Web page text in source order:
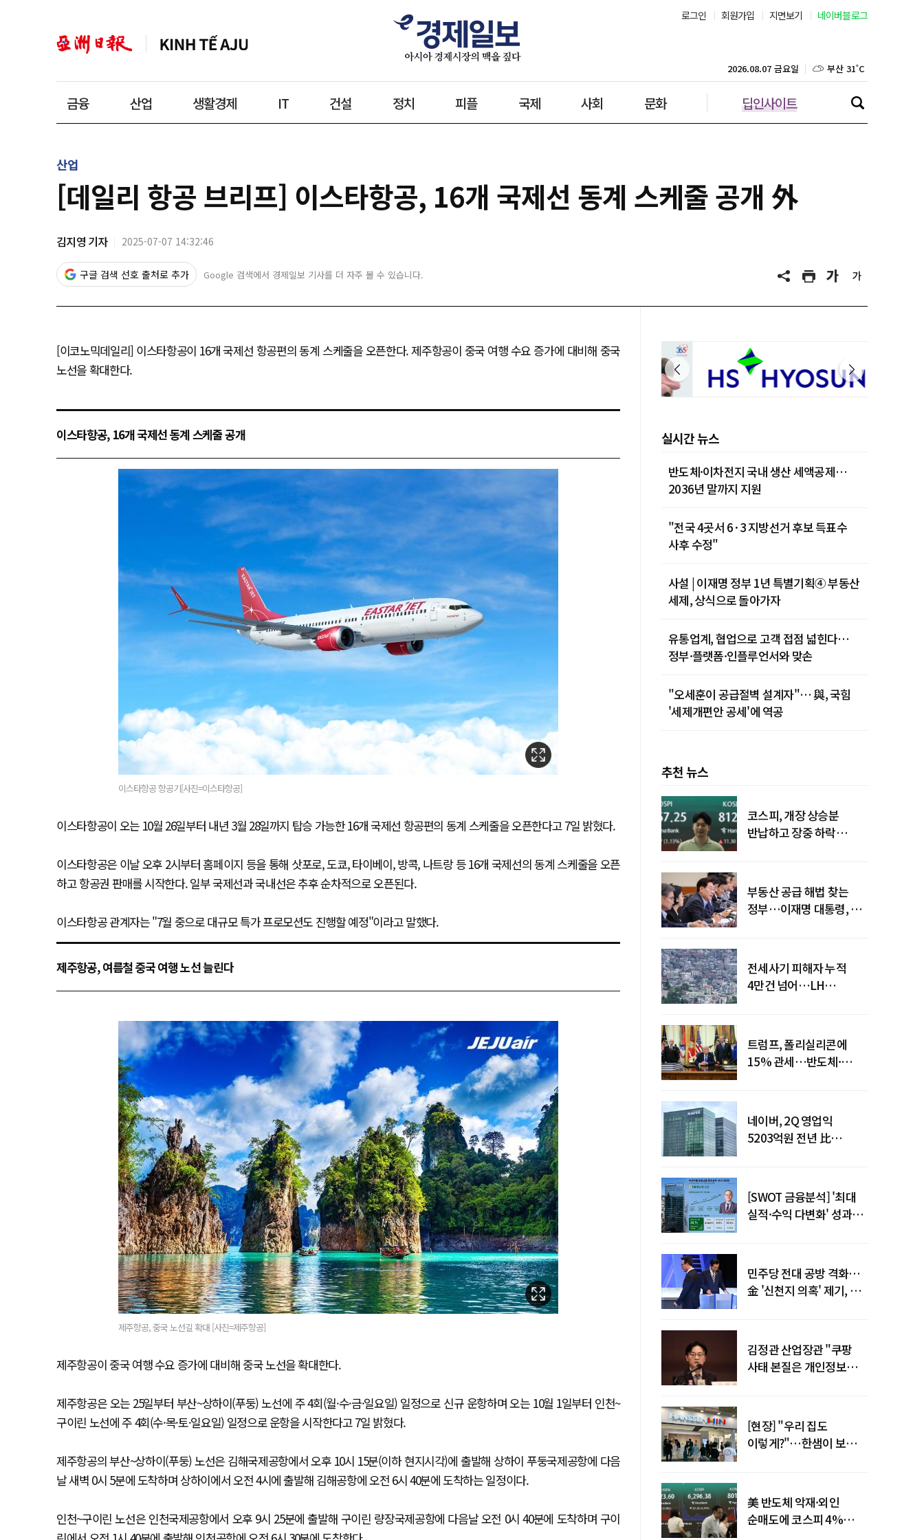
로그인 회원가입 지면보기 네이버블로그
금융 산업 생활경제 IT 건설 정치 피플 국제 사회 문화 딥인사이트
2026.08.07 금요일 대구 37˚C
인천 31˚C
제주 31˚C
산업
[데일리 항공 브리프] 이스타항공, 16개 국제선 동계 스케줄 공개 外
김지영 기자 2025-07-07 14:32:46
구글 검색 선호 출처로 추가 Google 검색에서 경제일보 기사를 더 자주 볼 수 있습니다.
[이코노믹데일리] 이스타항공이 16개 국제선 항공편의 동계 스케줄을 오픈한다. 제주항공이 중국 여행 수요 증가에 대비해 중국
노선을 확대한다.
이스타항공, 16개 국제선 동계 스케줄 공개
이스타항공 항공기[사진=이스타항공]
이스타항공이 오는 10월 26일부터 내년 3월 28일까지 탑승 가능한 16개 국제선 항공편의 동계 스케줄을 오픈한다고 7일 밝혔다.
이스타항공은 이날 오후 2시부터 홈페이지 등을 통해 삿포로, 도쿄, 타이베이, 방콕, 나트랑 등 16개 국제선의 동계 스케줄을 오픈
하고 항공권 판매를 시작한다. 일부 국제선과 국내선은 추후 순차적으로 오픈된다.
이스타항공 관계자는 "7월 중으로 대규모 특가 프로모션도 진행할 예정"이라고 말했다.
제주항공, 여름철 중국 여행 노선 늘린다
제주항공, 중국 노선길 확대 [사진=제주항공]
제주항공이 중국 여행 수요 증가에 대비해 중국 노선을 확대한다.
제주항공은 오는 25일부터 부산~상하이(푸둥) 노선에 주 4회(월·수·금·일요일) 일정으로 신규 운항하며 오는 10월 1일부터 인천~
구이린 노선에 주 4회(수·목·토·일요일) 일정으로 운항을 시작한다고 7일 밝혔다.
제주항공의 부산~상하이(푸둥) 노선은 김해국제공항에서 오후 10시 15분(이하 현지시각)에 출발해 상하이 푸둥국제공항에 다음
날 새벽 0시 5분에 도착하며 상하이에서 오전 4시에 출발해 김해공항에 오전 6시 40분에 도착하는 일정이다.
인천~구이린 노선은 인천국제공항에서 오후 9시 25분에 출발해 구이린 량장국제공항에 다음날 오전 0시 40분에 도착하며 구이
실시간 뉴스
반도체·이차전지 국내 생산 세액공제…
2036년 말까지 지원
"전국 4곳서 6·3 지방선거 후보 득표수
사후 수정"
사설 | 이재명 정부 1년 특별기획④ 부동산
세제, 상식으로 돌아가자
유통업계, 협업으로 고객 접점 넓힌다…
정부·플랫폼·인플루언서와 맞손
"오세훈이 공급절벽 설계자"… 與, 국힘
'세제개편안 공세'에 역공
추천 뉴스
코스피, 개장 상승분
반납하고 장중 하락
부동산 공급 해법 찾는
정부…이재명 대통령, 2차
전세사기 피해자 누적
4만건 넘어…LH
트럼프, 폴리실리콘에
15% 관세…반도체·
네이버, 2Q 영업익
5203억원 전년 比
[SWOT 금융분석] '최대
실적·수익 다변화' 성과…
민주당 전대 공방 격화…
金 '신천지 의혹' 제기, 鄭
김정관 산업장관 "쿠팡
사태 본질은 개인정보
[현장] "우리 집도
이렇게?"…한샘이 보여준
美 반도체 악재·외인
순매도에 코스피 4%